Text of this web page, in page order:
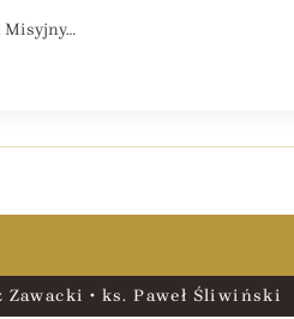
Misyjny…
• ks. Paweł Śliwiński